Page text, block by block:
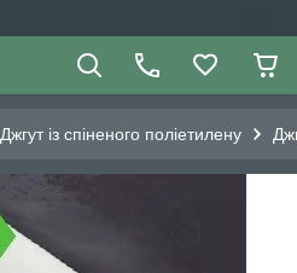
Джгут із спіненого поліетилену